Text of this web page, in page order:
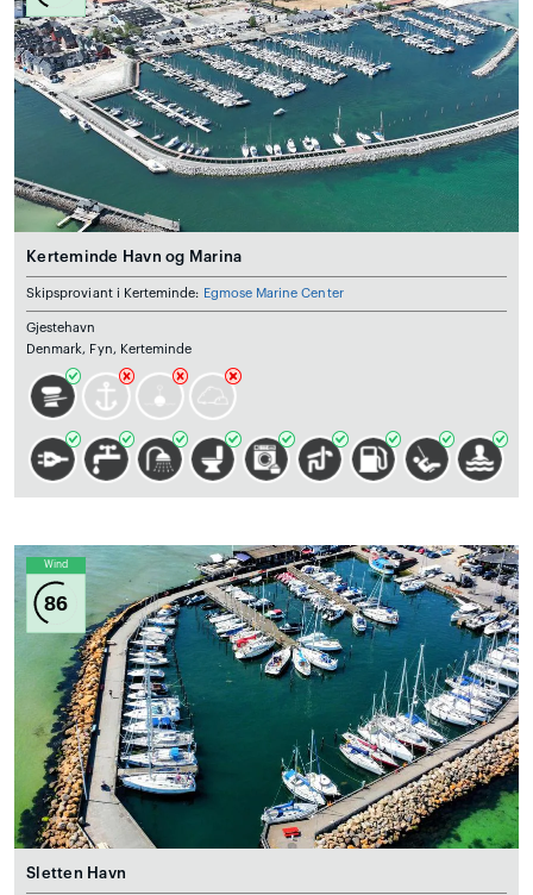
Kerteminde Havn og Marina
Skipsproviant i Kerteminde: Egmose Marine Center
Gjestehavn
Denmark, Fyn, Kerteminde
Wind
86
Sletten Havn